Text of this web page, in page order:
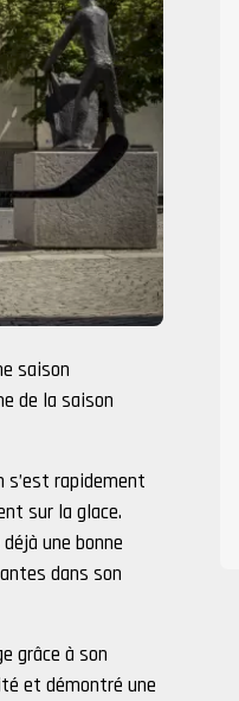
saison
de la saison
s’est rapidement
sur la glace.
une bonne
dans son
grâce à son
et démontré une